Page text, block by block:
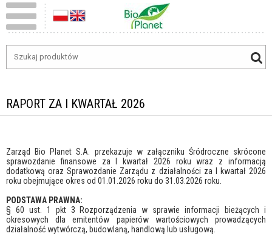
RAPORT ZA I KWARTAŁ 2026
Zarząd Bio Planet S.A. przekazuje w załączniku Śródroczne skrócone
sprawozdanie finansowe za I kwartał 2026 roku wraz z informacją
dodatkową oraz Sprawozdanie Zarządu z działalności za I kwartał 2026
roku obejmujące okres od 01.01.2026 roku do 31.03.2026 roku.
PODSTAWA PRAWNA:
§ 60 ust. 1 pkt 3 Rozporządzenia w sprawie informacji bieżących i
okresowych dla emitentów papierów wartościowych prowadzących
działalność wytwórczą, budowlaną, handlową lub usługową.